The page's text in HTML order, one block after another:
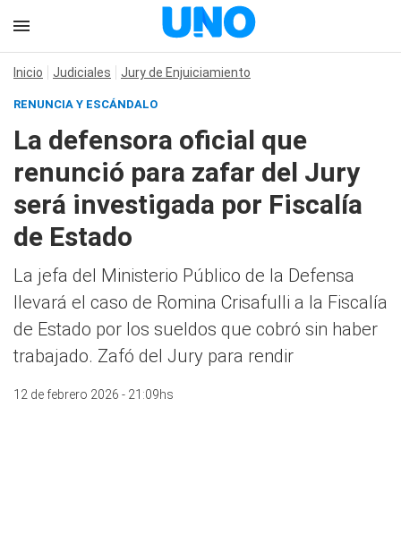
Inicio Judiciales Jury de Enjuiciamiento
RENUNCIA Y ESCÁNDALO
La defensora oficial que
renunció para zafar del Jury
será investigada por Fiscalía
de Estado
La jefa del Ministerio Público de la Defensa
llevará el caso de Romina Crisafulli a la Fiscalía
de Estado por los sueldos que cobró sin haber
trabajado. Zafó del Jury para rendir
12 de febrero 2026 - 21:09hs